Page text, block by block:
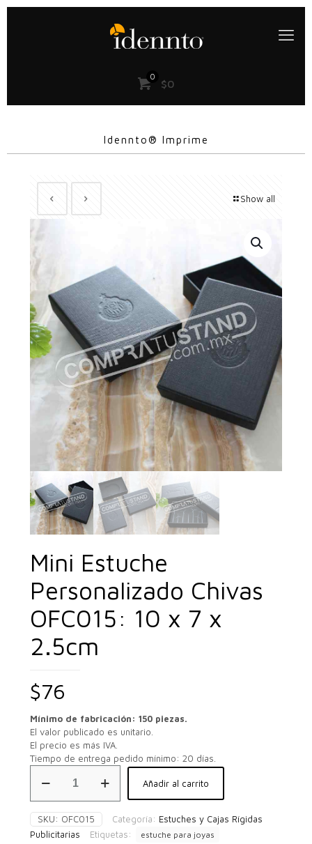
0
$0
Idennto® Imprime
Show all
Mini Estuche
Personalizado Chivas
OFC015: 10 x 7 x
2.5cm
$76
Mínimo de fabricación: 150 piezas.
El valor publicado es unitario.
El precio es más IVA.
Tiempo de entrega pedido mínimo: 20 días.
Estuche
Chivas
OFC015:
10
Añadir al carrito
SKU: OFC015 Categoría: Estuches y Cajas Rígidas
Publicitarias
Etiquetas:
estuche para joyas